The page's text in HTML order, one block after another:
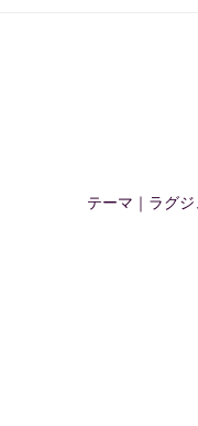
テーマ｜ラグ